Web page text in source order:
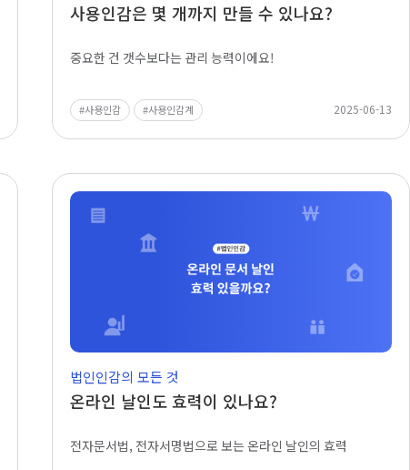
사용인감은 몇 개까지 만들 수 있나요?
중요한 건 갯수보다는 관리 능력이에요!
사용인감 사용인감계 2025-06-13
온라인 날인도 효력이 있나요?
전자문서법, 전자서명법으로 보는 온라인 날인의 효력
법인인감의 모든 것